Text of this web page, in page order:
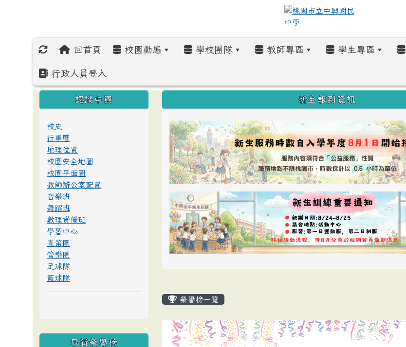
回首頁 校園動態 學校團隊 教師專區 學生專區
行政人員登入
:::
新生報到資訊
榮譽榜一覽
:::
認識中興
校史
行事曆
地理位置
校園安全地圖
校園平面圖
教師辦公室配置
音樂班
舞蹈班
數理資優班
學習中心
直笛團
管樂團
足球隊
籃球隊
最新榮譽榜